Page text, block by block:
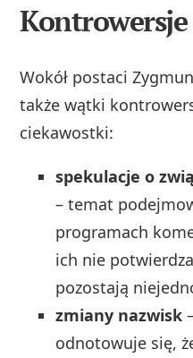
Wokół postaci
także wątki
ciekawostki:
spekulacje o
– temat
programach
ich nie
pozostają
zmiany nazwisk
odnotowuje się,